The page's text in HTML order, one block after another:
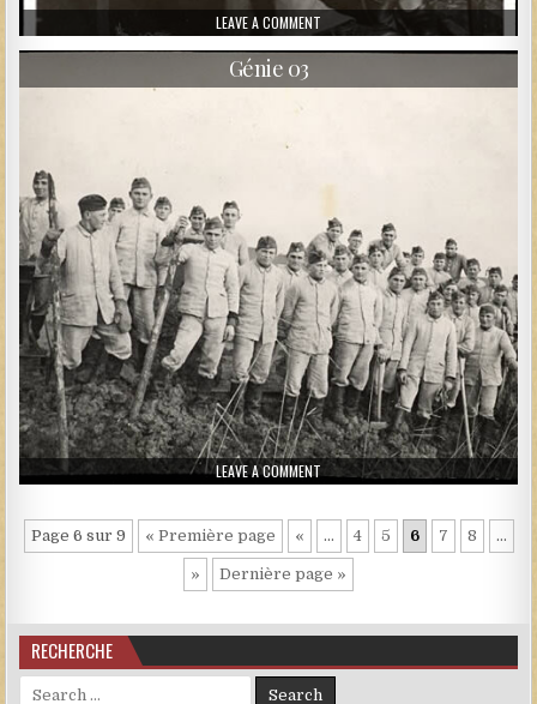
LEAVE A COMMENT ON SOLDAT À NOËL
LEAVE A COMMENT ON GÉNIE 03
Génie 03
Page 6 sur 9 « Première page « … 4 5 6 7 8 …
» Dernière page »
RECHERCHE
Search for: